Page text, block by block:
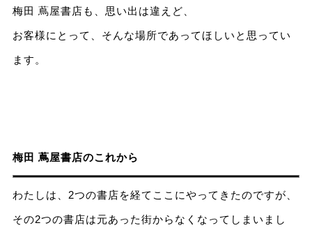
梅田 蔦屋書店も、思い出は違えど、
お客様にとって、そんな場所であってほしいと思ってい
ます。
梅田 蔦屋書店のこれから
わたしは、2つの書店を経てここにやってきたのですが、
その2つの書店は元あった街からなくなってしまいまし